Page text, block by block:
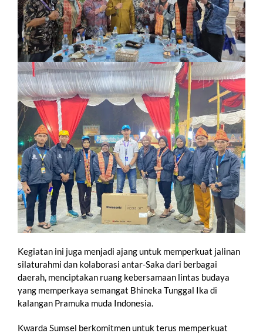
Kegiatan ini juga menjadi ajang untuk memperkuat jalinan
silaturahmi dan kolaborasi antar-Saka dari berbagai
daerah, menciptakan ruang kebersamaan lintas budaya
yang memperkaya semangat Bhineka Tunggal Ika di
kalangan Pramuka muda Indonesia.
Kwarda Sumsel berkomitmen untuk terus memperkuat